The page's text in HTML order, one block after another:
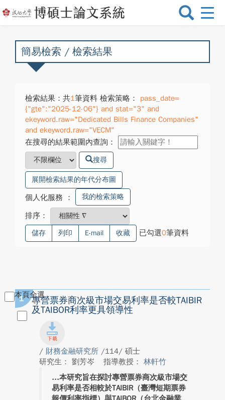
選
換
簡易檢索 / 檢索結果
檢索結果：共1筆資料 檢索策略：
pass_date=
{"gte":"2025-12-06"} and stat="3" and
ekeyword.raw="Dedicated Bills Finance Companies"
and ekeyword.raw="VECM"
在搜尋的結果範圍內查詢：
搜尋
展開檢索結果的年代分布圖
個人化服務 ： 我的檢索策略
排序：
儲存 列印 E-mail 收藏 已勾選0筆資料
本頁全選
1
專營票券商次級市場交易利率是否較TAIBIR
及TAIBOR利率更具領導性
/ 財務金融研究所 /114/ 碩士
研究生： 劉芳岑
指導教授： 林軒竹
本研究旨在探討專營票券商次級市場交
易利率是否相較於TAIBIR（臺灣短期票券